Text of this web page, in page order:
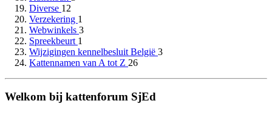
Diverse 12
Verzekering 1
Webwinkels 3
Spreekbeurt 1
Wijzigingen kennelbesluit België 3
Kattennamen van A tot Z 26
Welkom bij kattenforum SjEd